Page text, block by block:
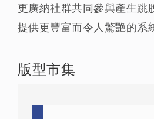
更廣納社群共同參與產生跳
提供更豐富而令人驚艷的系
版型市集